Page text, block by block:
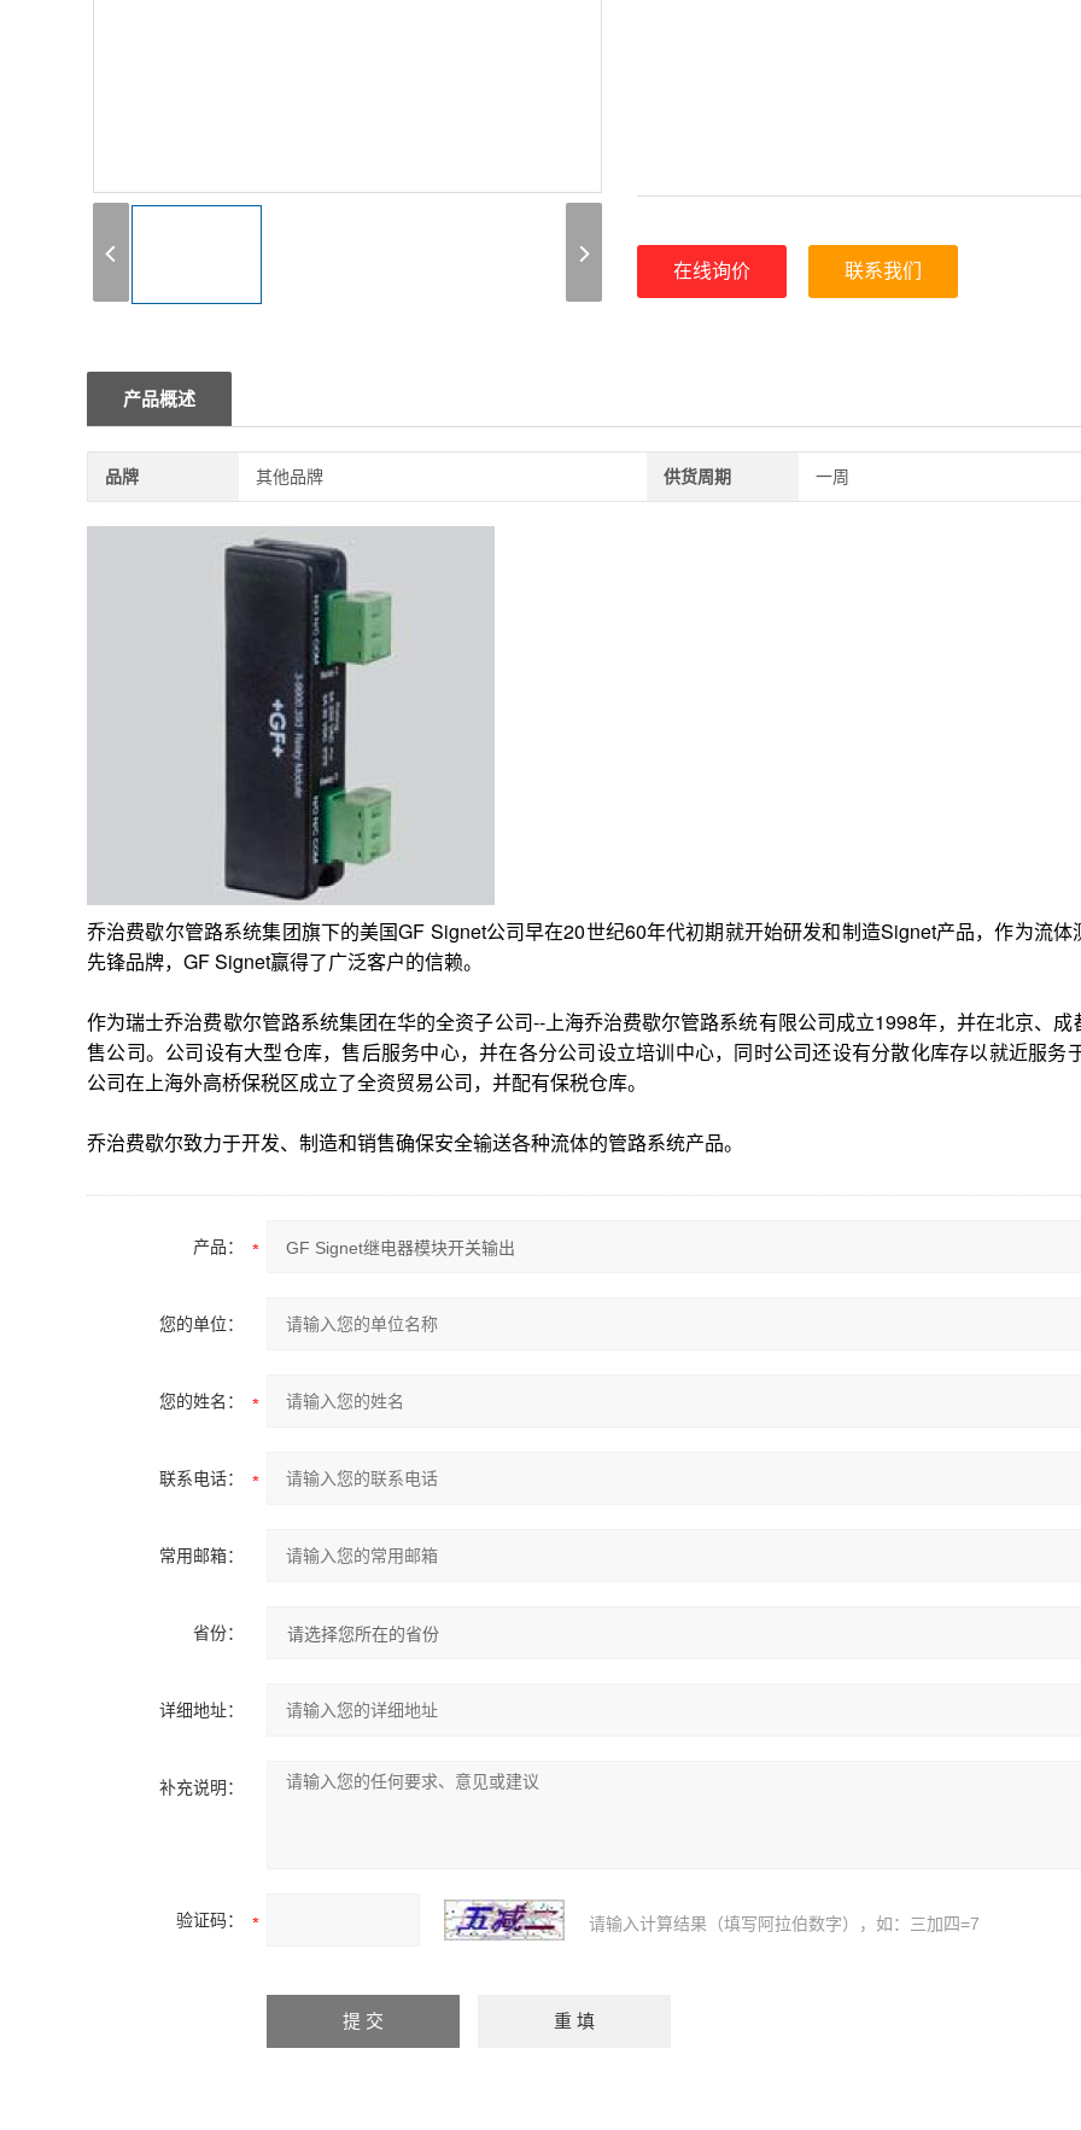
在线询价 联系我们
产品概述
品牌 其他品牌 供货周期 一周
乔治费歇尔管路系统集团旗下的美国GF Signet公司早在20世纪60年代初期就开始研发和制造Signet产品，作为流体
先锋品牌，GF Signet赢得了广泛客户的信赖。
作为瑞士乔治费歇尔管路系统集团在华的全资子公司--上海乔治费歇尔管路系统有限公司成立1998年，并在北京、成
售公司。公司设有大型仓库，售后服务中心，并在各分公司设立培训中心，同时公司还设有分散化库存以就近服务
公司在上海外高桥保税区成立了全资贸易公司，并配有保税仓库。
乔治费歇尔致力于开发、制造和销售确保安全输送各种流体的管路系统产品。
产品：
您的单位：
您的姓名：
联系电话：
常用邮箱：
省份：
详细地址：
补充说明：
验证码： 请输入计算结果（填写阿拉伯数字），如：三加四=7